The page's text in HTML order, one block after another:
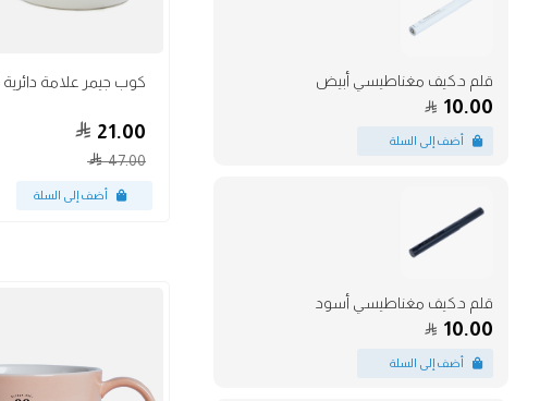
قلم د.كيف مغناطيسي أبيض
10.00
قلم د.كيف مغناطيسي أسود
10.00
21.00
47.00